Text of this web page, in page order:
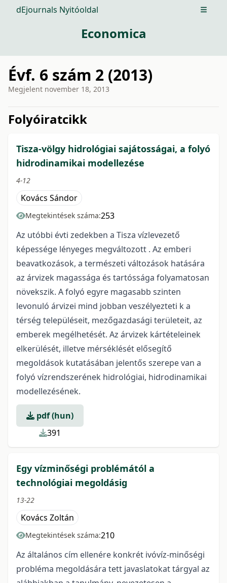
dEjournals Nyitóoldal Open
Economica
Évf. 6 szám 2 (2013)
Megjelent november 18, 2013
Folyóiratcikk
Tisza-völgy hidrológiai sajátosságai, a folyó
hidrodinamikai modellezése
4-12
Kovács Sándor
Megtekintések száma:253
Az utóbbi évti zedekben a Tisza vízlevezető
képessége lényeges megváltozott . Az emberi
beavatkozások, a természeti változások hatására
az árvizek magassága és tartóssága folyamatosan
növekszik. A folyó egyre magasabb szinten
levonuló árvizei mind jobban veszélyezteti k a
térség településeit, mezőgazdasági területeit, az
emberek megélhetését. Az árvizek kártételeinek
elkerülését, illetve mérséklését elősegítő
megoldások kutatásában jelentős szerepe van a
folyó vízrendszerének hidrológiai, hidrodinamikai
modellezésének.
pdf (hun)
391
Egy vízminőségi problémától a
technológiai megoldásig
13-22
Kovács Zoltán
Megtekintések száma:210
Az általános cím ellenére konkrét ivóvíz-minőségi
probléma megoldására tett javaslatokat tárgyal az